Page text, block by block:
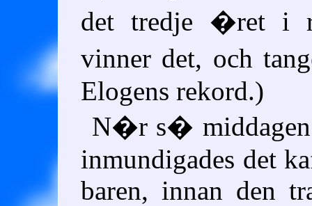
det tredje �ret i
vinner det, och
Elogens rekord.)
N�r s�
inmundigades det
baren, innan den